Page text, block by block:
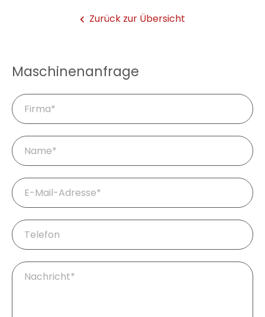
Zurück zur Übersicht
Maschinenanfrage
Firma
Pflichtfeld
Name
Pflichtfeld
E-
Mail*
Telefon
Pflichtfeld
Ihre
Fragen